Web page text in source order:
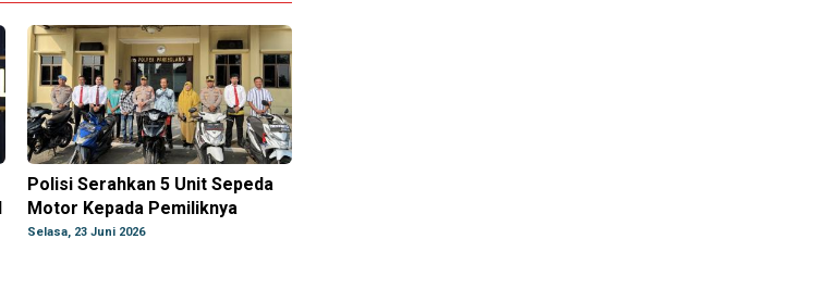
Polisi Serahkan 5 Unit Sepeda
Motor Kepada Pemiliknya
Selasa, 23 Juni 2026